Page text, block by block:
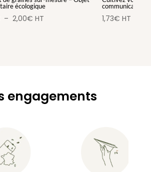
écologique
– 2,00€Plage
HT
communication
1,73€ HT
engagements